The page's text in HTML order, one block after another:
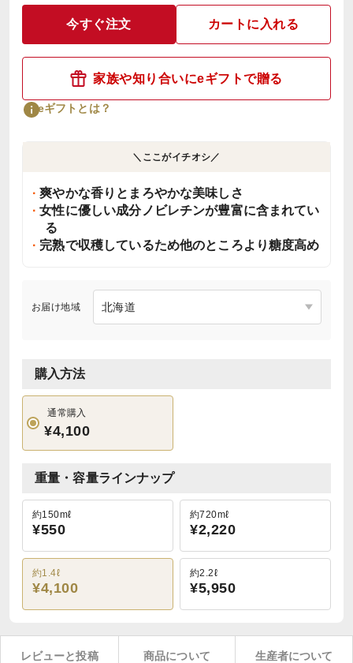
今すぐ注文 カートに入れる
家族や知り合いにeギフトで贈る
eギフトとは？
＼ここがイチオシ／
爽やかな香りとまろやかな美味しさ
女性に優しい成分ノビレチンが豊富に含まれてい
る
完熟で収穫しているため他のところより糖度高め
お届け地域
購入方法
通常購入
¥4,100
重量・容量ラインナップ
約150mℓ
¥550
約720mℓ
¥2,220
約1.4ℓ
¥4,100
約2.2ℓ
¥5,950
レビューと投稿 商品について 生産者について